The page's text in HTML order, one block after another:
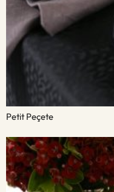
Petit Peçete